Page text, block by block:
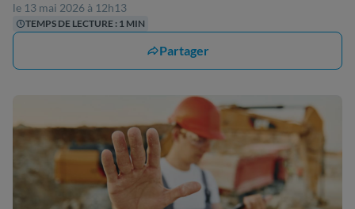
le 13 mai 2026 à 12h13
TEMPS DE LECTURE : 1 MIN
Partager